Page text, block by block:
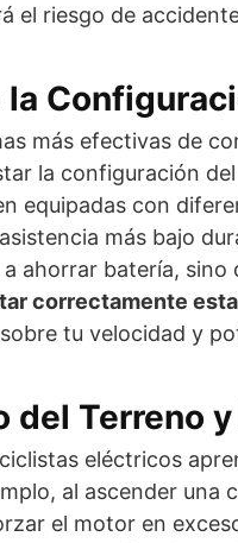
el riesgo de
más efectivas de
la configuración
equipadas con
más bajo
ahorrar batería,
correctamente
tu velocidad y
del Terreno
eléctricos
al ascender una
el motor en